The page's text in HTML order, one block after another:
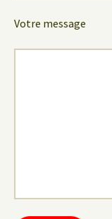
Votre message